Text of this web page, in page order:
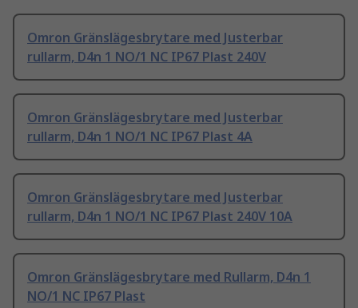
Omron Gränslägesbrytare med Justerbar
rullarm, D4n 1 NO/1 NC IP67 Plast 240V
Omron Gränslägesbrytare med Justerbar
rullarm, D4n 1 NO/1 NC IP67 Plast 4A
Omron Gränslägesbrytare med Justerbar
rullarm, D4n 1 NO/1 NC IP67 Plast 240V 10A
Omron Gränslägesbrytare med Rullarm, D4n 1
NO/1 NC IP67 Plast